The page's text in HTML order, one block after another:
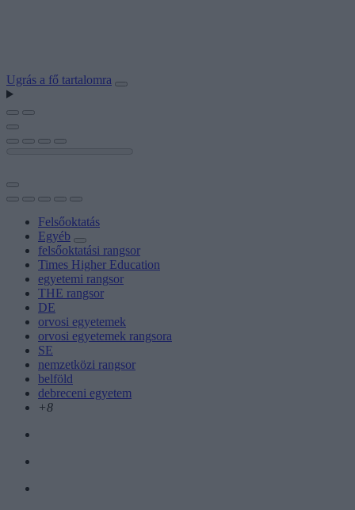
Ugrás a fő tartalomra
Felsőoktatás
Egyéb
felsőoktatási rangsor
Times Higher Education
egyetemi rangsor
THE rangsor
DE
orvosi egyetemek
orvosi egyetemek rangsora
SE
nemzetközi rangsor
belföld
debreceni egyetem
+8